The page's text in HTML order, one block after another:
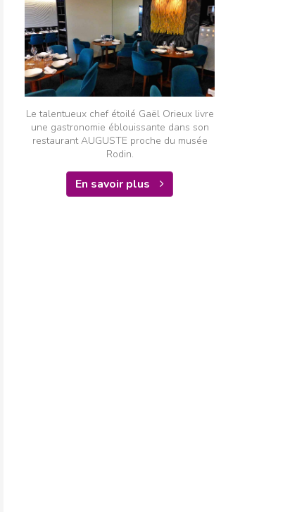
Le talentueux chef étoilé Gaël Orieux livre
une gastronomie éblouissante dans son
restaurant AUGUSTE proche du musée
Rodin.
En savoir plus